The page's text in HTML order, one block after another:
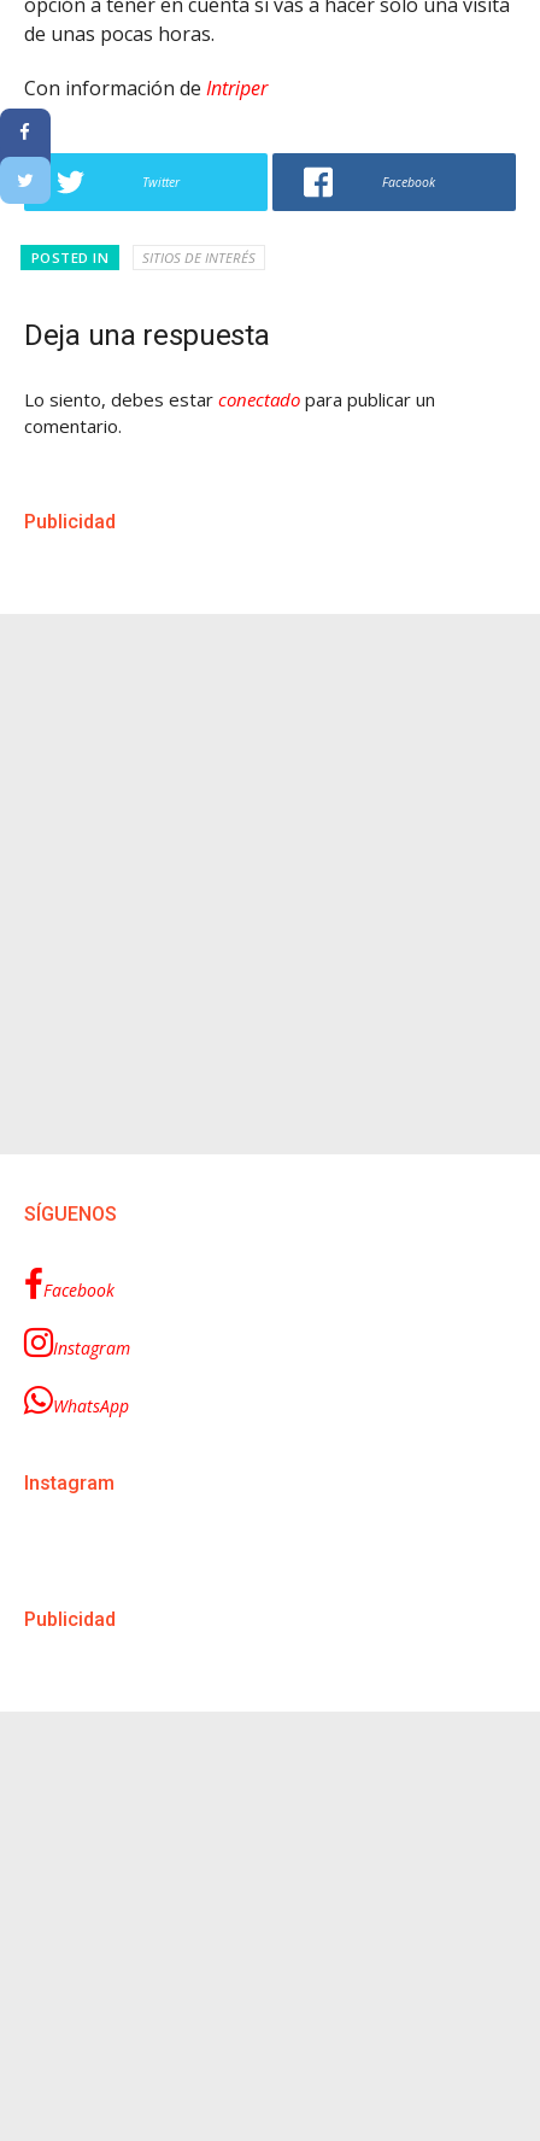
de unas pocas horas.
Con información de Intriper
Twitter Facebook
POSTED IN SITIOS DE INTERÉS
Deja una respuesta
Lo siento, debes estar conectado para publicar un
comentario.
Publicidad
SÍGUENOS
Facebook
Instagram
WhatsApp
Instagram
Publicidad